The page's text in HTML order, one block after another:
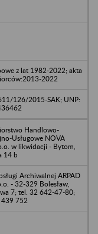
z lat 1982-2022; akta
2022
126/2015-SAK; UNP:
Handlowo-
Usługowe NOVA
w likwidacji - Bytom,
14 b
Archiwalnej ARPAD
- 32-329 Bolesław,
7; tel. 32 642-47-80;
752